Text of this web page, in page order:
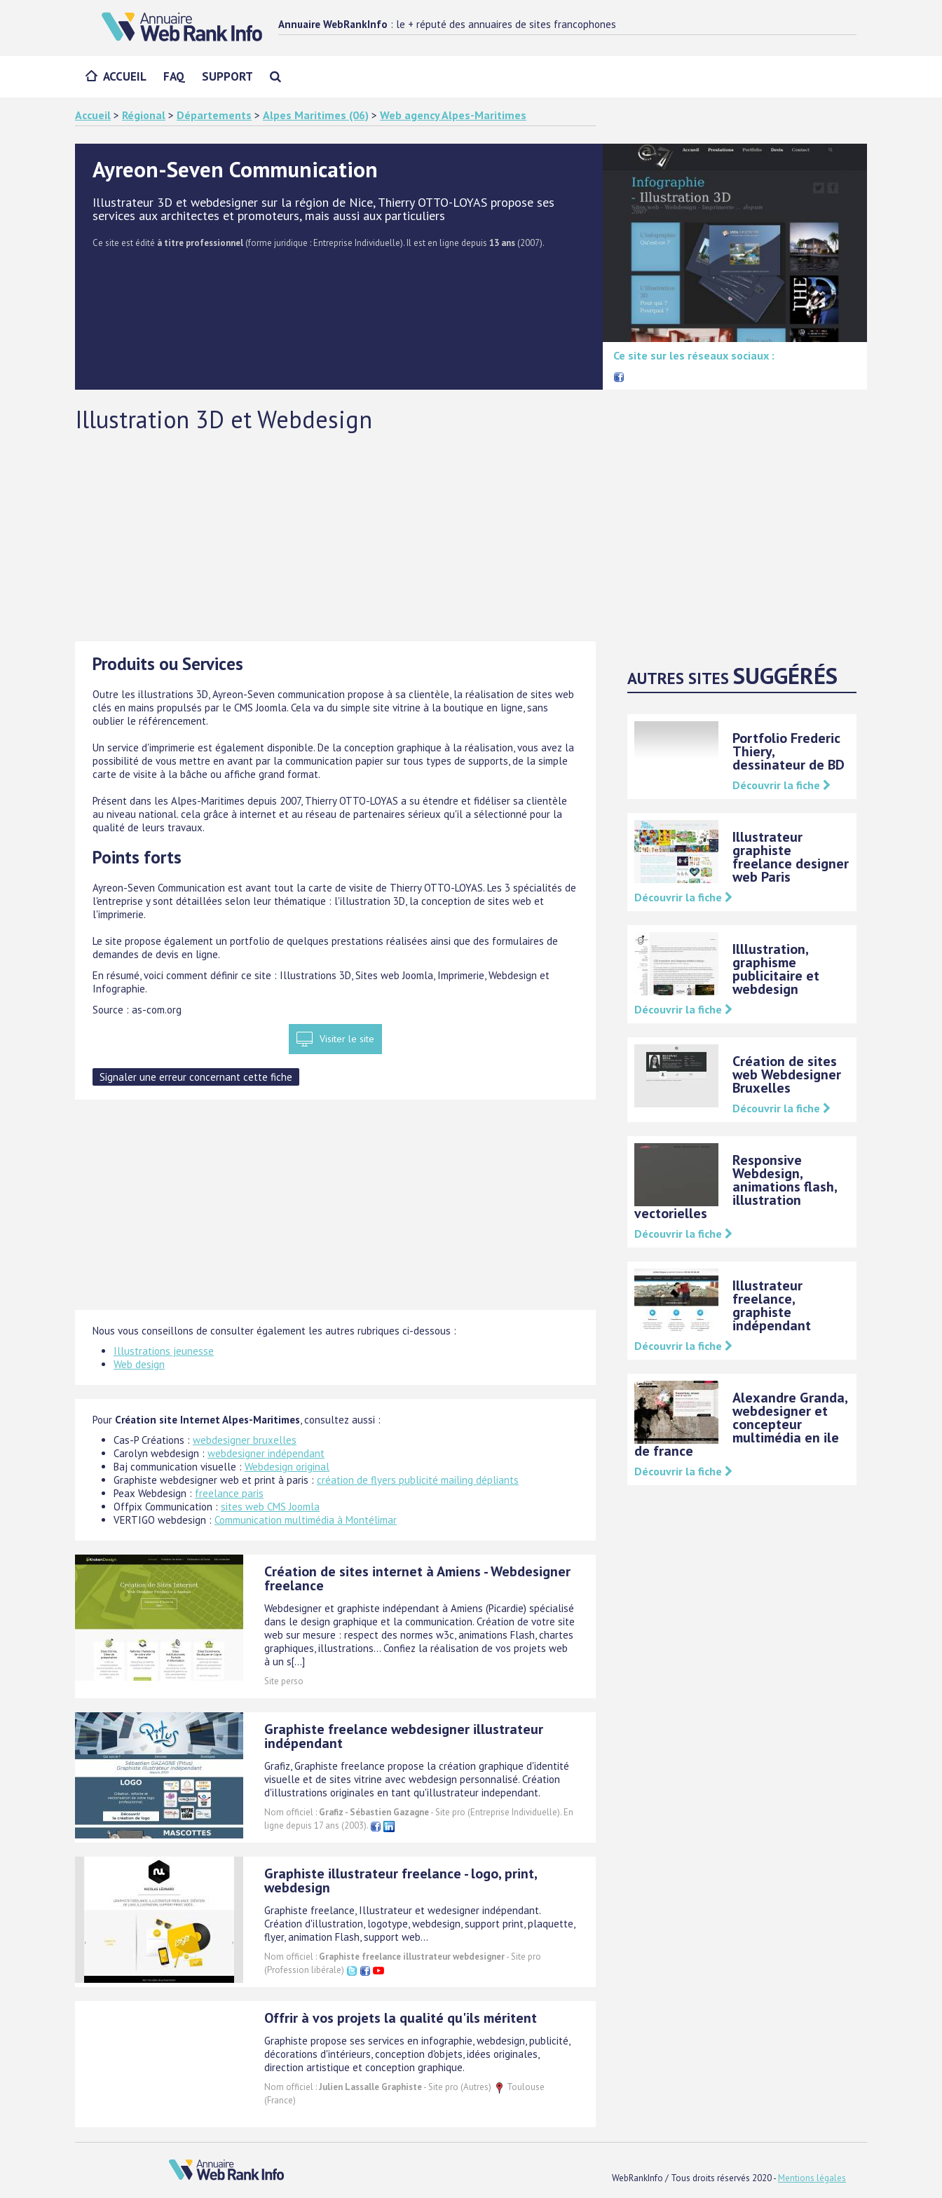
Annuaire WebRankInfo : le + réputé des annuaires de sites francophones
ACCUEIL FAQ SUPPORT
Accueil > Régional > Départements > Alpes Maritimes (06) > Web agency Alpes-Maritimes
Ayreon-Seven Communication
Illustrateur 3D et webdesigner sur la région de Nice, Thierry OTTO-LOYAS propose ses
services aux architectes et promoteurs, mais aussi aux particuliers
Ce site est édité à titre professionnel (forme juridique : Entreprise Individuelle). Il est en ligne depuis 13 ans (2007).
Ce site sur les réseaux sociaux :
Illustration 3D et Webdesign
Produits ou Services
Outre les illustrations 3D, Ayreon-Seven communication propose à sa clientèle, la réalisation de sites web
clés en mains propulsés par le CMS Joomla. Cela va du simple site vitrine à la boutique en ligne, sans
oublier le référencement.
Un service d'imprimerie est également disponible. De la conception graphique à la réalisation, vous avez la
possibilité de vous mettre en avant par la communication papier sur tous types de supports, de la simple
carte de visite à la bâche ou affiche grand format.
Présent dans les Alpes-Maritimes depuis 2007, Thierry OTTO-LOYAS a su étendre et fidéliser sa clientèle
au niveau national. cela grâce à internet et au réseau de partenaires sérieux qu'il a sélectionné pour la
qualité de leurs travaux.
Points forts
Ayreon-Seven Communication est avant tout la carte de visite de Thierry OTTO-LOYAS. Les 3 spécialités de
l'entreprise y sont détaillées selon leur thématique : l'illustration 3D, la conception de sites web et
l'imprimerie.
Le site propose également un portfolio de quelques prestations réalisées ainsi que des formulaires de
demandes de devis en ligne.
En résumé, voici comment définir ce site : Illustrations 3D, Sites web Joomla, Imprimerie, Webdesign et
Infographie.
Source : as-com.org
Visiter le site
Nous vous conseillons de consulter également les autres rubriques ci-dessous :
Illustrations jeunesse
Web design
Pour Création site Internet Alpes-Maritimes, consultez aussi :
Cas-P Créations : webdesigner bruxelles
Carolyn webdesign : webdesigner indépendant
Baj communication visuelle : Webdesign original
Graphiste webdesigner web et print à paris : création de flyers publicité mailing dépliants
Peax Webdesign : freelance paris
Offpix Communication : sites web CMS Joomla
VERTIGO webdesign : Communication multimédia à Montélimar
Création de sites internet à Amiens - Webdesigner
freelance
Webdesigner et graphiste indépendant à Amiens (Picardie) spécialisé
dans le design graphique et la communication. Création de votre site
web sur mesure : respect des normes w3c, animations Flash, chartes
graphiques, illustrations... Confiez la réalisation de vos projets web
à un s[...]
Site perso
Graphiste freelance webdesigner illustrateur
indépendant
Grafiz, Graphiste freelance propose la création graphique d'identité
visuelle et de sites vitrine avec webdesign personnalisé. Création
d'illustrations originales en tant qu'illustrateur independant.
Nom officiel : Grafiz - Sébastien Gazagne- Site pro (Entreprise Individuelle). En
ligne depuis 17 ans (2003).
Graphiste illustrateur freelance - logo, print,
webdesign
Graphiste freelance, Illustrateur et wedesigner indépendant.
Création d'illustration, logotype, webdesign, support print, plaquette,
flyer, animation Flash, support web...
Nom officiel : Graphiste freelance illustrateur webdesigner- Site pro
(Profession libérale)
Offrir à vos projets la qualité qu'ils méritent
Graphiste propose ses services en infographie, webdesign, publicité,
décorations d'intérieurs, conception d'objets, idées originales,
direction artistique et conception graphique.
Nom officiel :Julien Lassalle Graphiste- Site pro (Autres)
Toulouse
(France)
AUTRES SITESSUGGÉRÉS
Portfolio Frederic
Thiery,
dessinateur de BD
Découvrir la fiche
Illustrateur
graphiste
freelance designer
web Paris
Découvrir la fiche
Illlustration,
graphisme
publicitaire et
webdesign
Découvrir la fiche
Création de sites
web Webdesigner
Bruxelles
Découvrir la fiche
Responsive
Webdesign,
animations flash,
illustration
vectorielles
Découvrir la fiche
Illustrateur
freelance,
graphiste
indépendant
Découvrir la fiche
Alexandre Granda,
webdesigner et
concepteur
multimédia en ile
de france
Découvrir la fiche
WebRankInfo / Tous droits réservés 2020 - Mentions légales